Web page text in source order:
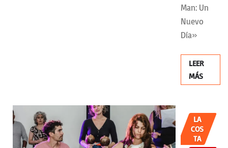
Man: Un
Nuevo
Día»
LEER
MÁS
LA
COS
TA